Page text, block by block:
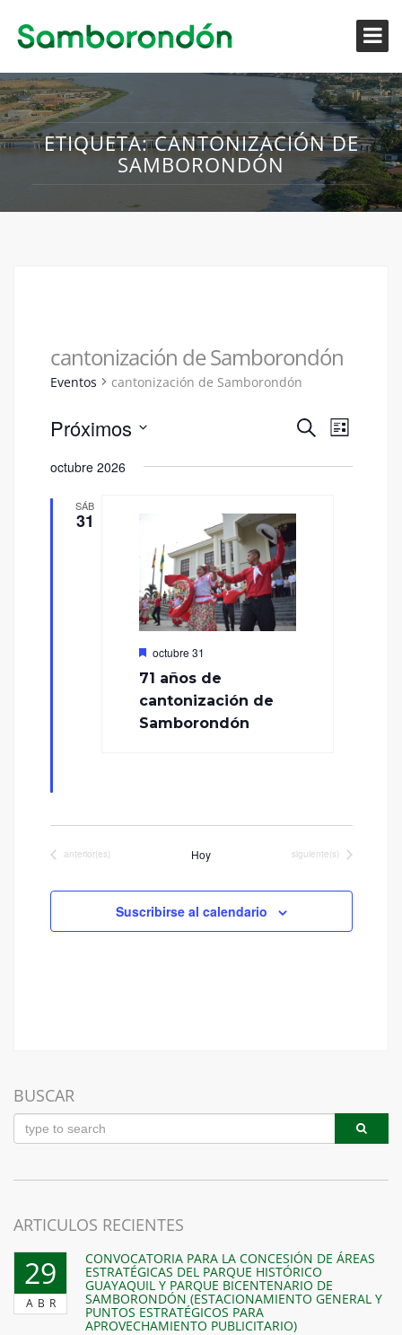
ETIQUETA:CANTONIZACIÓN DE
SAMBORONDÓN
cantonización de Samborondón
Eventos cantonización de Samborondón
de
y
vistas
de
Eventos
Buscar
vistas
Lista
Próximos
fecha.
octubre 2026
SÁB
31
Destacado
octubre 31
71 años de
cantonización de
Samborondón
Eventos
anterior(es) Hoy Eventos
siguiente(s)
Suscribirse al calendario
BUSCAR
ARTICULOS RECIENTES
29
ABR
CONVOCATORIA PARA LA CONCESIÓN DE ÁREAS
ESTRATÉGICAS DEL PARQUE HISTÓRICO
GUAYAQUIL Y PARQUE BICENTENARIO DE
SAMBORONDÓN (ESTACIONAMIENTO GENERAL Y
PUNTOS ESTRATÉGICOS PARA
APROVECHAMIENTO PUBLICITARIO)